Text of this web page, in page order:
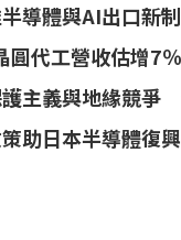
導體與AI出口新
圓代工營收估增7
主義與地緣競爭
助日本半導體復